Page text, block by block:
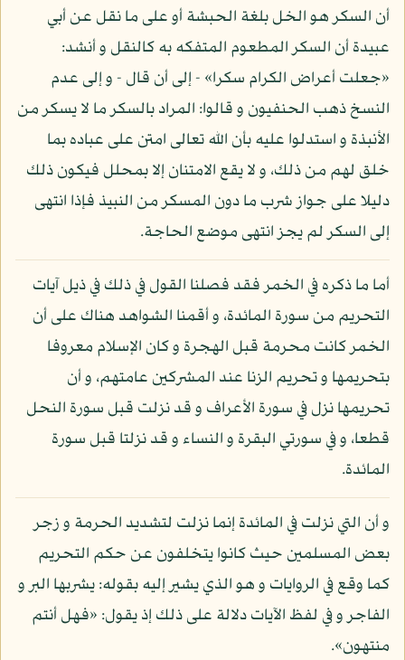
أن السكر هو الخل بلغة الحبشة أو على ما نقل عن أبي
عبيدة أن السكر المطعوم المتفكه به كالنقل و أنشد:
«جعلت أعراض الكرام سكرا» - إلى أن قال - و إلى عدم
النسخ ذهب الحنفيون و قالوا: المراد بالسكر ما لا يسكر من
الأنبذة و استدلوا عليه بأن الله تعالى امتن على عباده بما
خلق لهم من ذلك، و لا يقع الامتنان إلا بمحلل فيكون ذلك
دليلا على جواز شرب ما دون المسكر من النبيذ فإذا انتهى
إلى السكر لم يجز انتهى موضع الحاجة.
أما ما ذكره في الخمر فقد فصلنا القول في ذلك في ذيل آيات
التحريم من سورة المائدة، و أقمنا الشواهد هناك على أن
الخمر كانت محرمة قبل الهجرة و كان الإسلام معروفا
بتحريمها و تحريم الزنا عند المشركين عامتهم، و أن
تحريمها نزل في سورة الأعراف و قد نزلت قبل سورة النحل
قطعا، و في سورتي البقرة و النساء و قد نزلتا قبل سورة
المائدة.
و أن التي نزلت في المائدة إنما نزلت لتشديد الحرمة و زجر
بعض المسلمين حيث كانوا يتخلفون عن حكم التحريم
كما وقع في الروايات و هو الذي يشير إليه بقوله: يشربها البر و
الفاجر و في لفظ الآيات دلالة على ذلك إذ يقول: «فهل أنتم
منتهون».